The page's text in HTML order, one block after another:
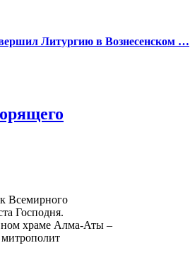
Литургию в Вознесенском …
Всемирного
Господня.
храме Алма-Аты –
митрополит